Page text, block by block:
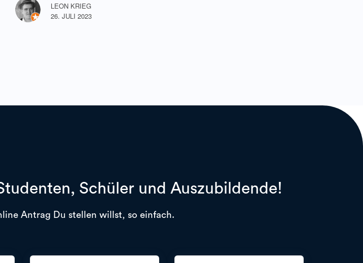
LEON KRIEG
26. JULI 2023
Schüler und Auszubildende!
Antrag Du stellen willst, so einfach.